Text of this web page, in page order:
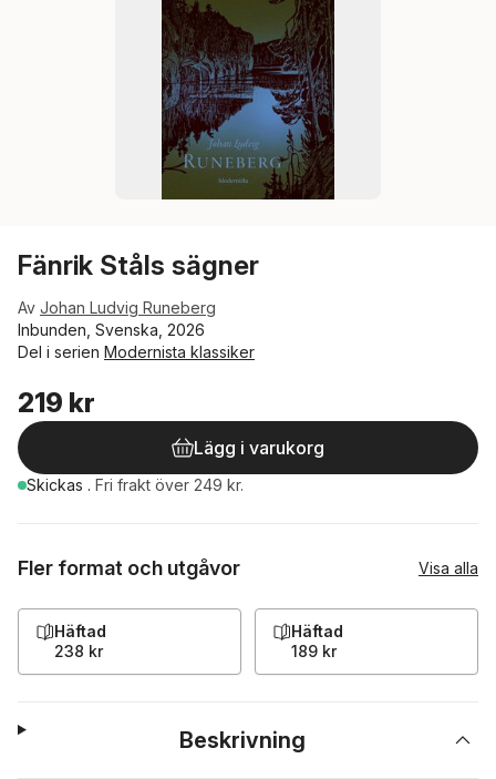
Fänrik Ståls sägner
Av Johan Ludvig Runeberg
Inbunden, Svenska, 2026
Del i serien Modernista klassiker
219 kr
Lägg i varukorg
Skickas . Fri frakt över 249 kr.
Fler format och utgåvor Visa alla
Häftad
238 kr
Häftad
189 kr
Beskrivning